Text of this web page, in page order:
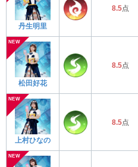
丹生明里
8.5点
松田好花
8.5点
上村ひなの
8.5点